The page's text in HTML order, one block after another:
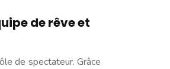
de rêve et
de spectateur. Grâce